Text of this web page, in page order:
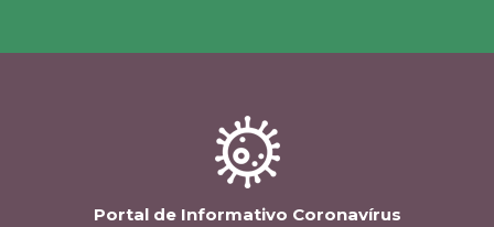
Portal de Informativo Coronavírus